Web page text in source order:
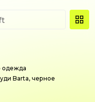
одежда
Barta, черное